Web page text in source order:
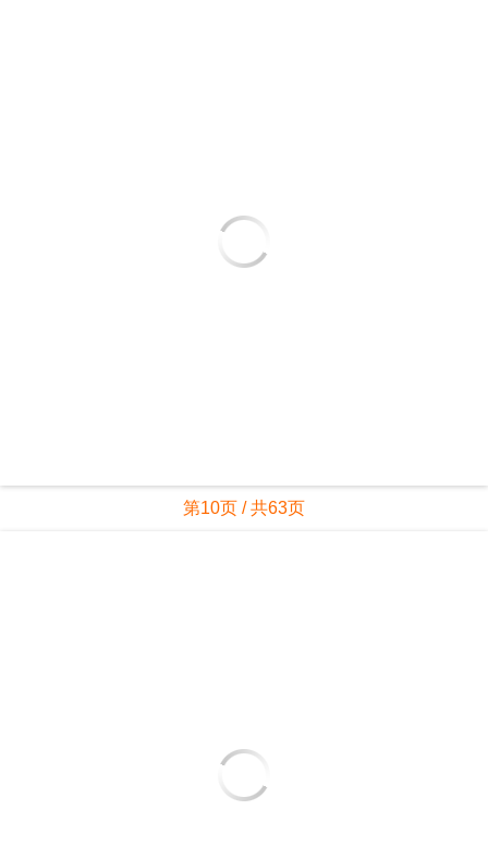
第10页 / 共63页